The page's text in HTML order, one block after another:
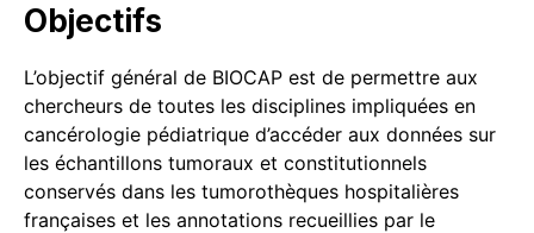
Objectifs
L’objectif général de BIOCAP est de permettre aux
chercheurs de toutes les disciplines impliquées en
cancérologie pédiatrique d’accéder aux données sur
les échantillons tumoraux et constitutionnels
conservés dans les tumorothèques hospitalières
françaises et les annotations recueillies par le